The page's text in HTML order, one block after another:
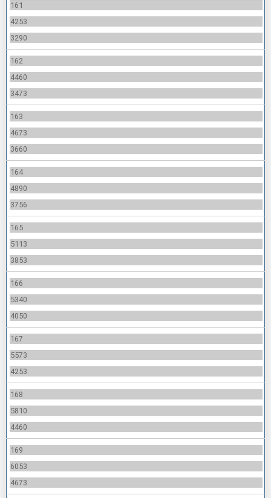
161
4253
3290
162
4460
3473
163
4673
3660
164
4890
3756
165
5113
3853
166
5340
4050
167
5573
4253
168
5810
4460
169
6053
4673